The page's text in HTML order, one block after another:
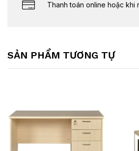
Thanh toán online hoặc khi
SẢN PHẨM TƯƠNG TỰ